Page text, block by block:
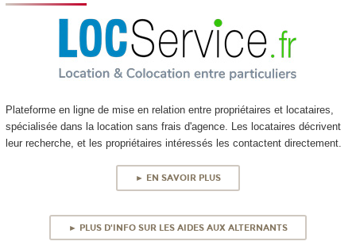
Plateforme en ligne de mise en relation entre propriétaires et locataires,
spécialisée dans la location sans frais d'agence. Les locataires décrivent
leur recherche, et les propriétaires intéressés les contactent directement.
► EN SAVOIR PLUS
► PLUS D'INFO SUR LES AIDES AUX ALTERNANTS